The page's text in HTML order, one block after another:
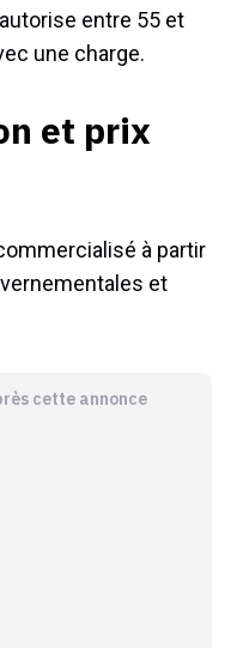
entre 55 et
une charge.
et prix
à partir
et
cette annonce